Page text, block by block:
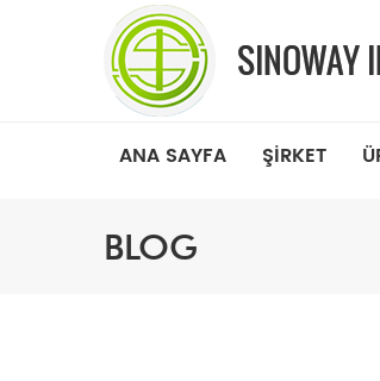
ANA SAYFA ŞIRKET
BLOG